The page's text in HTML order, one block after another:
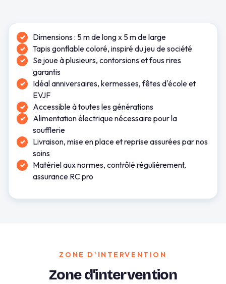
Dimensions : 5 m de long x 5 m de large
Tapis gonflable coloré, inspiré du jeu de société
Se joue à plusieurs, contorsions et fous rires
garantis
Idéal anniversaires, kermesses, fêtes d'école et
EVJF
Accessible à toutes les générations
Alimentation électrique nécessaire pour la
soufflerie
Livraison, mise en place et reprise assurées par nos
soins
Matériel aux normes, contrôlé régulièrement,
assurance RC pro
ZONE D'INTERVENTION
Zone d'intervention